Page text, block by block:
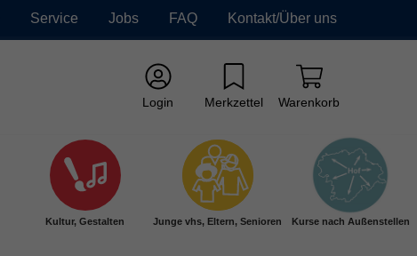
Service Jobs FAQ Kontakt/Über uns
Login Merkzettel Warenkorb
Kultur, Gestalten Junge vhs, Eltern, Senioren Kurse nach Außenstellen